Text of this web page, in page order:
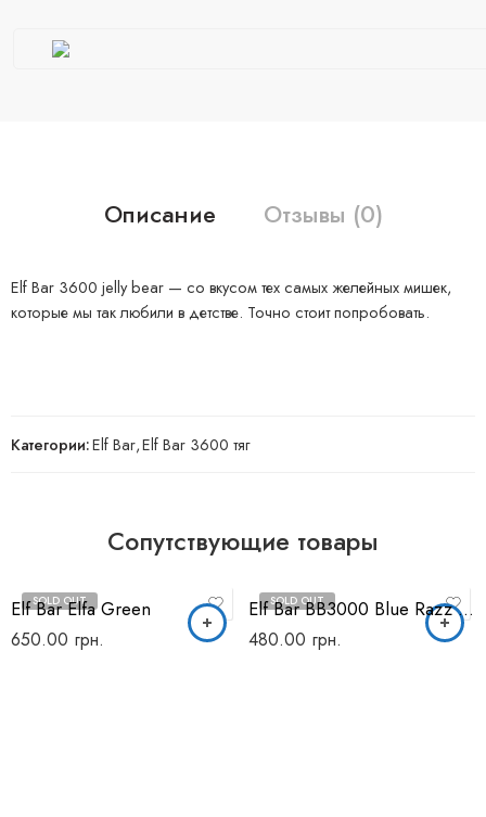
Описание Отзывы (0)
Elf Bar 3600 jelly bear — со вкусом тех самых желейных мишек,
которые мы так любили в детстве. Точно стоит попробовать.
Категории:Elf Bar,Elf Bar 3600 тяг
Сопутствующие товары
SOLD OUT
Elf Bar Elfa Green
650.00 грн.
SOLD OUT Elf Bar BB3000 Blue Razz Ice
480.00 грн.